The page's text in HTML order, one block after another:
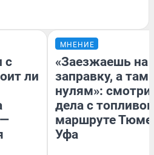
с
ли
МНЕНИЕ
«Заезжаешь на
заправку, а там
нулям»:
дела с
маршруте
Уфа